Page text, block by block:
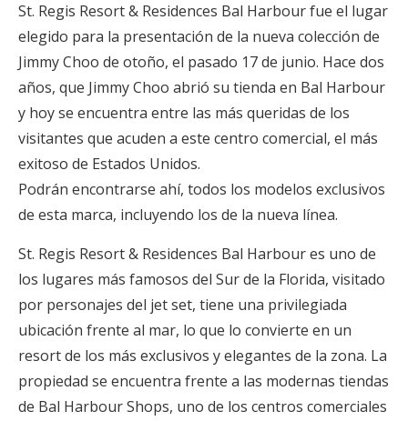
St. Regis Resort & Residences Bal Harbour fue el lugar
elegido para la presentación de la nueva colección de
Jimmy Choo de otoño, el pasado 17 de junio. Hace dos
años, que Jimmy Choo abrió su tienda en Bal Harbour
y hoy se encuentra entre las más queridas de los
visitantes que acuden a este centro comercial, el más
exitoso de Estados Unidos.
Podrán encontrarse ahí, todos los modelos exclusivos
de esta marca, incluyendo los de la nueva línea.
St. Regis Resort & Residences Bal Harbour es uno de
los lugares más famosos del Sur de la Florida, visitado
por personajes del jet set, tiene una privilegiada
ubicación frente al mar, lo que lo convierte en un
resort de los más exclusivos y elegantes de la zona. La
propiedad se encuentra frente a las modernas tiendas
de Bal Harbour Shops, uno de los centros comerciales